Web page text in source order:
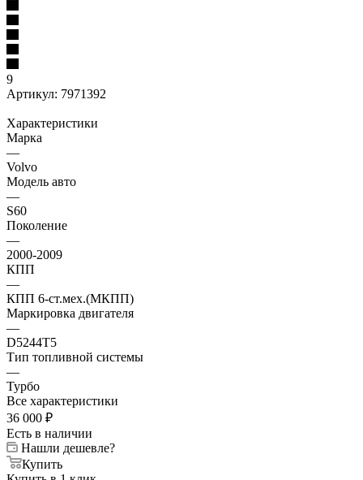
9
Артикул: 7971392
Характеристики
Марка
—
Volvo
Модель авто
—
S60
Поколение
—
2000-2009
КПП
—
КПП 6-ст.мех.(МКПП)
Маркировка двигателя
—
D5244T5
Тип топливной системы
—
Турбо
Все характеристики
36 000 ₽
Есть в наличии
Нашли дешевле?
Купить